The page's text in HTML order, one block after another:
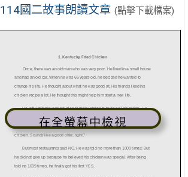
114國二故事朗讀文章 (點擊下載檔案)
在全螢幕中檢視